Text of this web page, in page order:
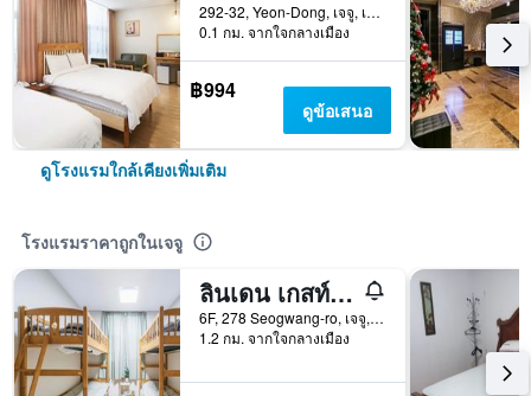
292-32, Yeon-Dong, เจจู, เกาหลีใต้
0.1 กม. จากใจกลางเมือง
฿994
ดูข้อเสนอ
ดูโรงแรมใกล้เคียงเพิ่มเติม
โรงแรมราคาถูกในเจจู
ลินเดน เกสท์เฮ้าส์
6F, 278 Seogwang-ro, เจจู, เกาหลีใต้
1.2 กม. จากใจกลางเมือง